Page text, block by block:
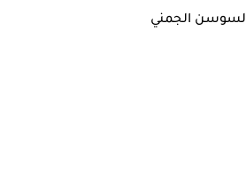
لسوسن الجمني